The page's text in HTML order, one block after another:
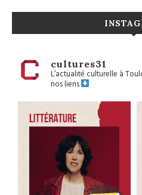
cultures31
L’actualité culturelle à
nos liens